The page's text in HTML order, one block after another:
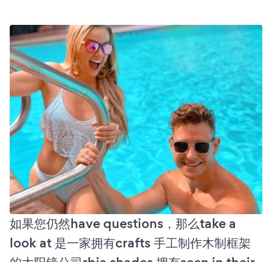
如果您仍然have questions，那么take a
look at 是一家拥有crafts 手工制作木制框架